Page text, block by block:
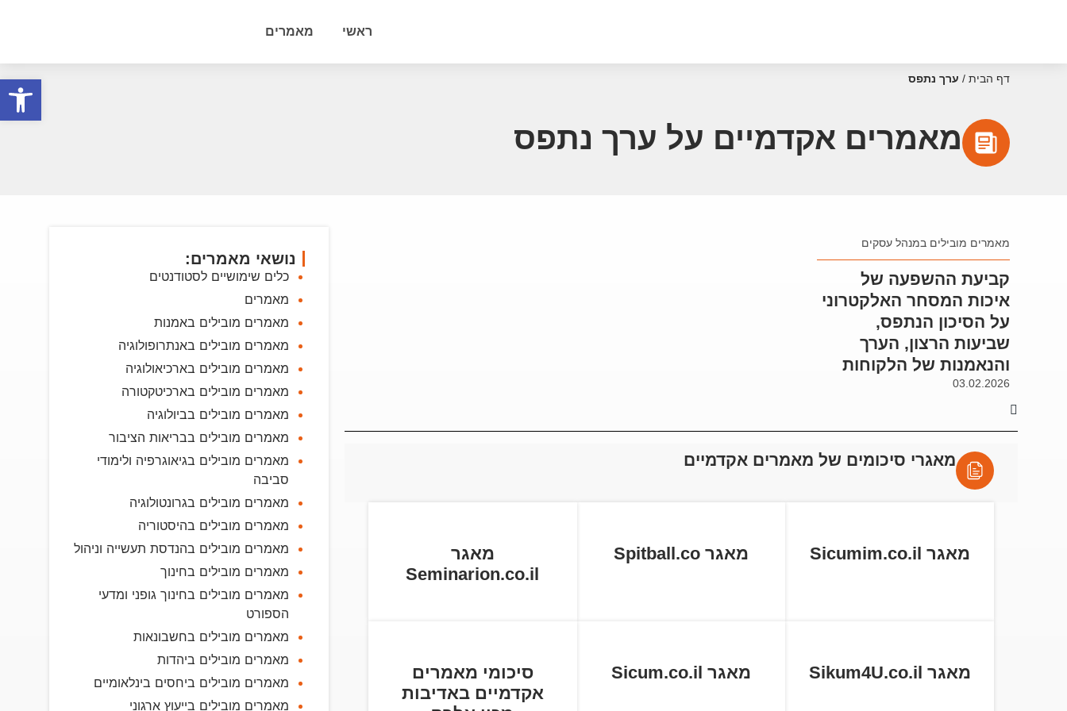
ראשי מאמרים
דף הבית / ערך נתפס
מאמרים אקדמיים על ערך נתפס
מאמרים מובילים במנהל עסקים
קביעת ההשפעה של
איכות המסחר האלקטרוני
על הסיכון הנתפס,
שביעות הרצון, הערך
והנאמנות של הלקוחות
03.02.2026
מאגרי סיכומים של מאמרים אקדמיים
מאגר Sicumim.co.il מאגר Spitball.co
מאגר
Seminarion.co.il
מאגר Sikum4U.co.il מאגר Sicum.co.il
סיכומי מאמרים
אקדמיים באדיבות
נושאי מאמרים:
כלים שימושיים לסטודנטים
מאמרים
מאמרים מובילים באמנות
מאמרים מובילים באנתרופולוגיה
מאמרים מובילים בארכיאולוגיה
מאמרים מובילים בארכיטקטורה
מאמרים מובילים בביולוגיה
מאמרים מובילים בבריאות הציבור
מאמרים מובילים בגיאוגרפיה ולימודי
סביבה
מאמרים מובילים בגרונטולוגיה
מאמרים מובילים בהיסטוריה
מאמרים מובילים בהנדסת תעשייה וניהול
מאמרים מובילים בחינוך
מאמרים מובילים בחינוך גופני ומדעי
הספורט
מאמרים מובילים בחשבונאות
מאמרים מובילים ביהדות
מאמרים מובילים ביחסים בינלאומיים
מאמרים מובילים בייעוץ ארגוני
פתח